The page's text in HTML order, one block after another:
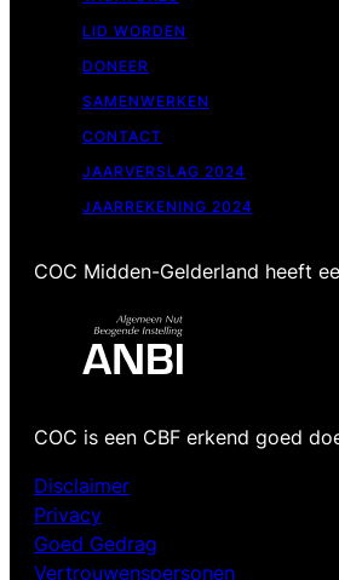
LID WORDEN
DONEER
SAMENWERKEN
CONTACT
JAARVERSLAG 2024
JAARREKENING 2024
COC Midden-Gelderland heeft
COC is een CBF erkend goed
Disclaimer
Privacy
Goed Gedrag
Vertrouwenspersonen